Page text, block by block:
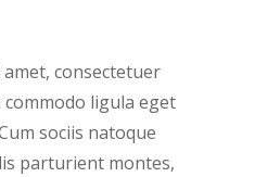
consectetuer
commodo ligula eget
sociis natoque
parturient montes,